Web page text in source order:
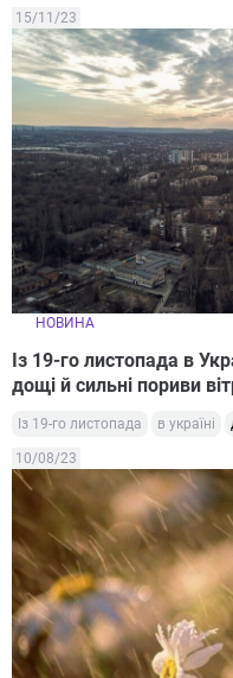
15/11/23
НОВИНА
Із 19-го листопада в
дощі й сильні пориви
Із 19-го листопада в україні
10/08/23